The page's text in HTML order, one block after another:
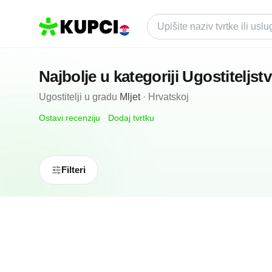
Najbolje u kategoriji
Ugostitelji u gradu Mljet· Hrvatskoj
Ostavi recenziju · Dodaj tvrtku
Filteri